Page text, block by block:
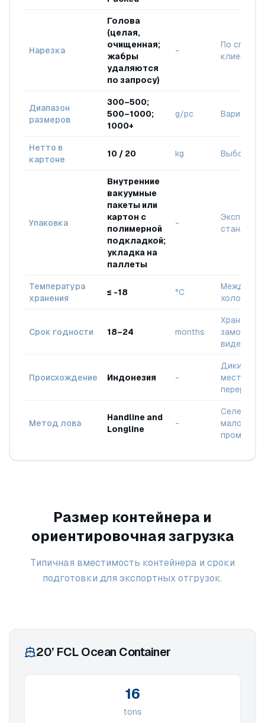
Нарезка
Голова
(целая,
очищенная;
жабры
удаляются
по запросу)
-
По
клиента
Диапазон
размеров
300–500;
500–1000;
1000+
g/pc Варианты
Нетто в
картоне
10 / 20 kg Выбор
Упаковка
Внутренние
вакуумные
пакеты или
картон с
полимерной
подкладкой;
укладка на
паллеты
-
стандарт
Температура
хранения
≤ -18 °C
Срок годности 18–24 months
Хранение
виде
Происхождение Индонезия -
Дикий
местная
Метод лова
Handline and
Longline
-
промысел
Размер контейнера и
ориентировочная загрузка
Типичная вместимость контейнера и сроки
подготовки для экспортных отгрузок.
20’ FCL Ocean Container
16
tons